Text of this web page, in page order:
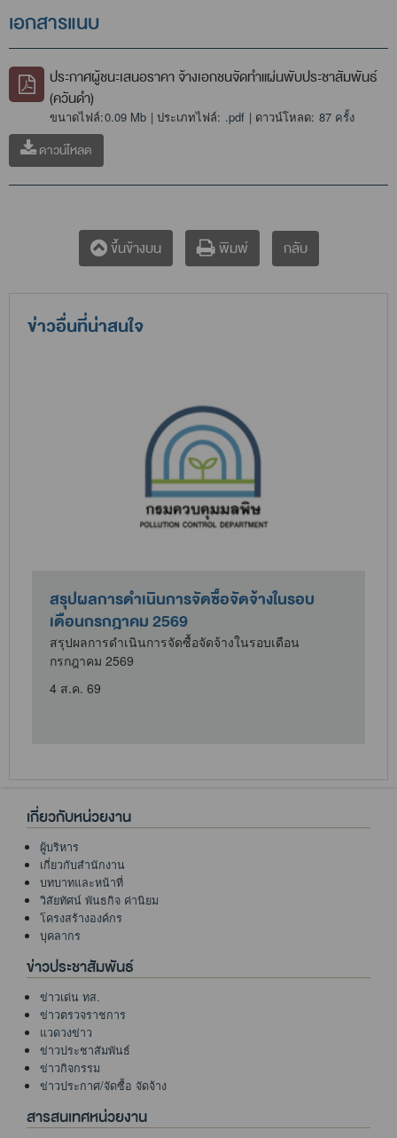
เอกสารแนบ
ประกาศผู้ชนะเสนอราคา จ้างเอกชนจัดทำแผ่นพับประชาสัมพันธ์
(ควันดำ)
ขนาดไฟล์:0.09 Mb | ประเภทไฟล์: .pdf | ดาวน์โหลด: 87 ครั้ง
ดาวน์โหลด
ขึ้นข้างบน พิมพ์ กลับ
ข่าวอื่นที่น่าสนใจ
สรุปผลการดำเนินการจัดซื้อจัดจ้างในรอบ
เดือนกรกฎาคม 2569
สรุปผลการดำเนินการจัดซื้อจัดจ้างในรอบเดือน
กรกฎาคม 2569
4 ส.ค. 69
เกี่ยวกับหน่วยงาน
ผู้บริหาร
เกี่ยวกับสำนักงาน
บทบาทและหน้าที่
วิสัยทัศน์ พันธกิจ ค่านิยม
โครงสร้างองค์กร
บุคลากร
ข่าวประชาสัมพันธ์
ข่าวเด่น ทส.
ข่าวตรวจราชการ
แวดวงข่าว
ข่าวประชาสัมพันธ์
ข่าวกิจกรรม
ข่าวประกาศ/จัดซื้อ จัดจ้าง
สารสนเทศหน่วยงาน